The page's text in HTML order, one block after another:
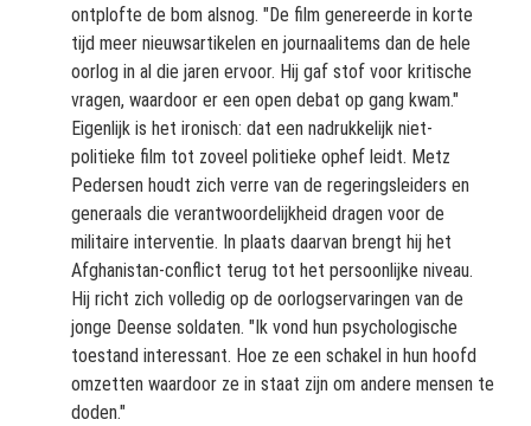
ontplofte de bom alsnog. "De film genereerde in korte
tijd meer nieuwsartikelen en journaalitems dan de hele
oorlog in al die jaren ervoor. Hij gaf stof voor kritische
vragen, waardoor er een open debat op gang kwam."
Eigenlijk is het ironisch: dat een nadrukkelijk niet-
politieke film tot zoveel politieke ophef leidt. Metz
Pedersen houdt zich verre van de regeringsleiders en
generaals die verantwoordelijkheid dragen voor de
militaire interventie. In plaats daarvan brengt hij het
Afghanistan-conflict terug tot het persoonlijke niveau.
Hij richt zich volledig op de oorlogservaringen van de
jonge Deense soldaten. "Ik vond hun psychologische
toestand interessant. Hoe ze een schakel in hun hoofd
omzetten waardoor ze in staat zijn om andere mensen te
doden."